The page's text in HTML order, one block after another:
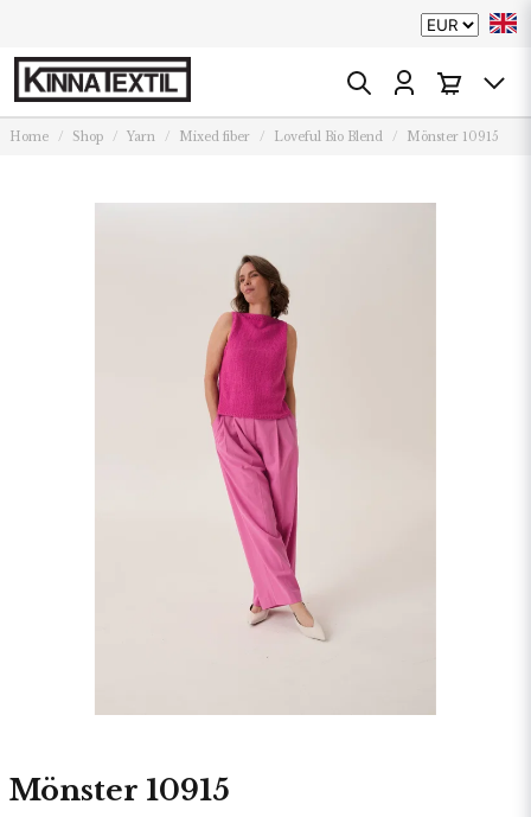
Home Shop Yarn Mixed fiber Loveful Bio Blend Mönster 10915
Mönster 10915